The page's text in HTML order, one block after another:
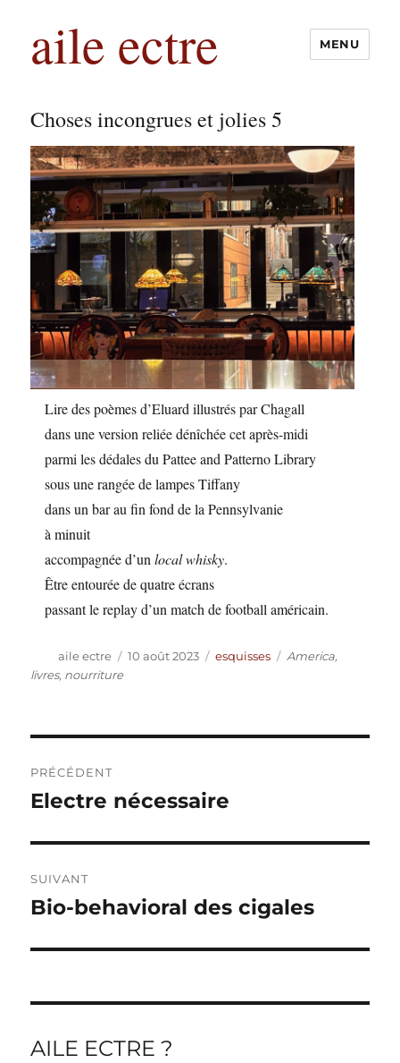
aile ectre MENU
Choses incongrues et jolies 5
Lire des poèmes d’Eluard illustrés par Chagall
dans une version reliée dénîchée cet après-midi
parmi les dédales du Pattee and Patterno Library
sous une rangée de lampes Tiffany
dans un bar au fin fond de la Pennsylvanie
à minuit
accompagnée d’unlocal whisky.
Être entourée de quatre écrans
passant le replay d’un match de football américain.
Auteur
aile ectre
Publié
10 août 2023 Catégories
esquisses Étiquettes
America,
livres, nourriture
de
PRÉCÉDENT
Publication
Electre nécessaire
SUIVANT
Publication
Bio-behavioral des cigales
AILE ECTRE ?